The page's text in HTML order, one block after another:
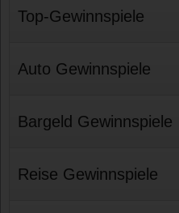
Top-Gewinnspiele
Auto Gewinnspiele
Bargeld Gewinnspiele
Reise Gewinnspiele